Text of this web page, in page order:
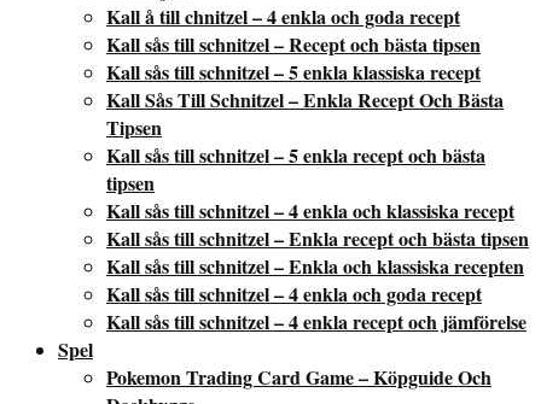
Kall å till chnitzel – 4 enkla och goda recept
Kall sås till schnitzel – Recept och bästa tipsen
Kall sås till schnitzel – 5 enkla klassiska recept
Kall Sås Till Schnitzel – Enkla Recept Och Bästa
Tipsen
Kall sås till schnitzel – 5 enkla recept och bästa
tipsen
Kall sås till schnitzel – 4 enkla och klassiska recept
Kall sås till schnitzel – Enkla recept och bästa tipsen
Kall sås till schnitzel – Enkla och klassiska recepten
Kall sås till schnitzel – 4 enkla och goda recept
Kall sås till schnitzel – 4 enkla recept och jämförelse
Spel
Pokemon Trading Card Game – Köpguide Och